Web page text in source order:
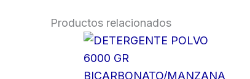
Productos relacionados